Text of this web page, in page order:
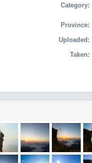
Category:
Province:
Uploaded:
Taken: